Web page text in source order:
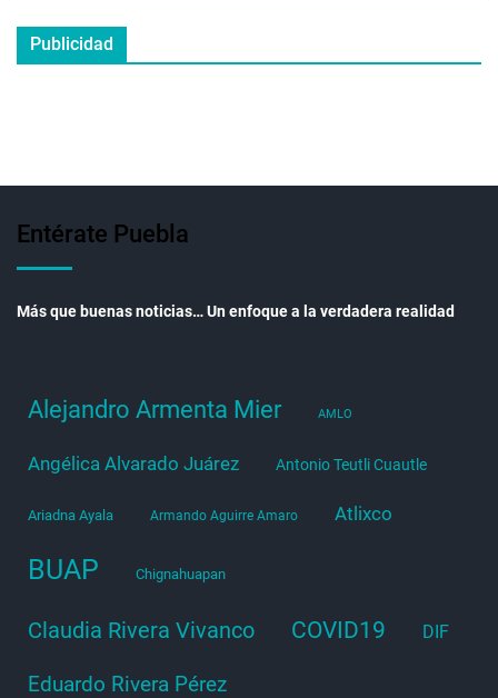
Publicidad
Entérate Puebla
Más que buenas noticias… Un enfoque a la verdadera realidad
Alejandro Armenta Mier AMLO
Angélica Alvarado Juárez Antonio Teutli Cuautle
Ariadna Ayala Armando Aguirre Amaro Atlixco
BUAP Chignahuapan
Claudia Rivera Vivanco COVID19 DIF
Eduardo Rivera Pérez